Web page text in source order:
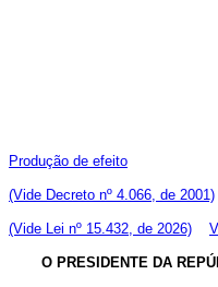
Produção de efeito
(Vide Decreto nº 4.066, de 2001)
(Vide Lei nº 15.432, de 2026)
O PRESIDENTE DA